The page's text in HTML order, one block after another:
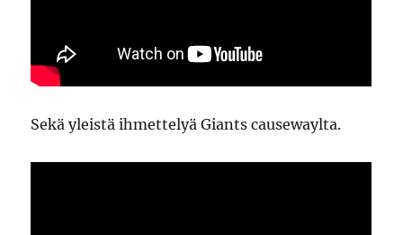
Sekä yleistä ihmettelyä Giants causewaylta.